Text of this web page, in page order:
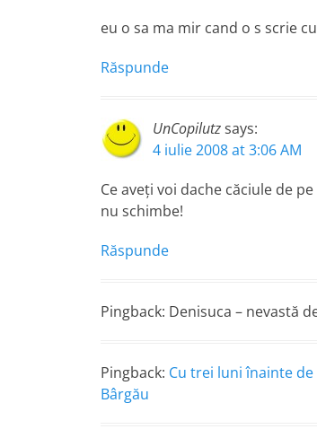
eu o sa ma mir cand o s scrie
Răspunde
UnCopilutzsays:
4 iulie 2008 at 3:06 AM
Ce aveţi voi dache căciule de
nu schimbe!
Răspunde
Pingback: Denisuca – nevastă
Pingback: Cu trei luni înainte
Bârgău